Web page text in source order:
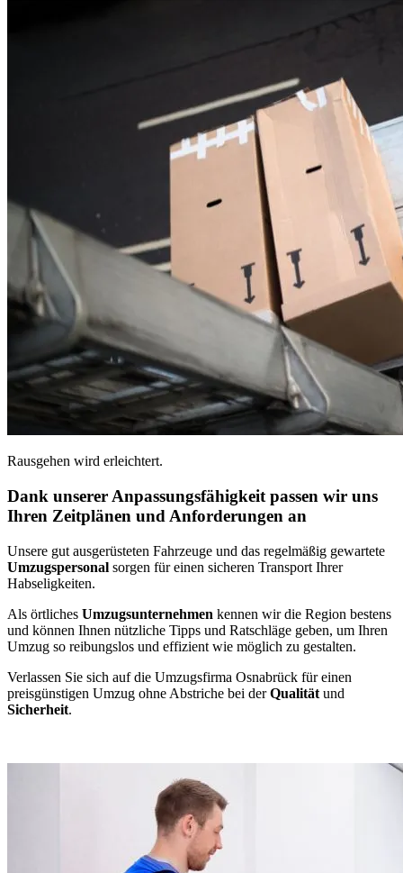
Rausgehen wird erleichtert.
Dank unserer Anpassungsfähigkeit passen wir uns
Ihren Zeitplänen und Anforderungen an
Unsere gut ausgerüsteten Fahrzeuge und das regelmäßig gewartete
Umzugspersonal sorgen für einen sicheren Transport Ihrer
Habseligkeiten.
Als örtliches Umzugsunternehmen kennen wir die Region bestens
und können Ihnen nützliche Tipps und Ratschläge geben, um Ihren
Umzug so reibungslos und effizient wie möglich zu gestalten.
Verlassen Sie sich auf die Umzugsfirma Osnabrück für einen
preisgünstigen Umzug ohne Abstriche bei derQualität und
Sicherheit.